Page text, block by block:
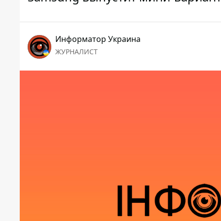
Информатор Украина
ЖУРНАЛИСТ